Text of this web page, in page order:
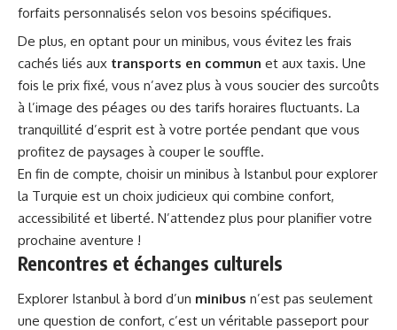
forfaits personnalisés selon vos besoins spécifiques.
De plus, en optant pour un minibus, vous évitez les frais
cachés liés aux transports en commun et aux taxis. Une
fois le prix fixé, vous n’avez plus à vous soucier des surcoûts
à l’image des péages ou des tarifs horaires fluctuants. La
tranquillité d’esprit est à votre portée pendant que vous
profitez de paysages à couper le souffle.
En fin de compte, choisir un minibus à Istanbul pour explorer
la Turquie est un choix judicieux qui combine confort,
accessibilité et liberté. N’attendez plus pour planifier votre
prochaine aventure !
Rencontres et échanges culturels
Explorer Istanbul à bord d’un minibus n’est pas seulement
une question de confort, c’est un véritable passeport pour